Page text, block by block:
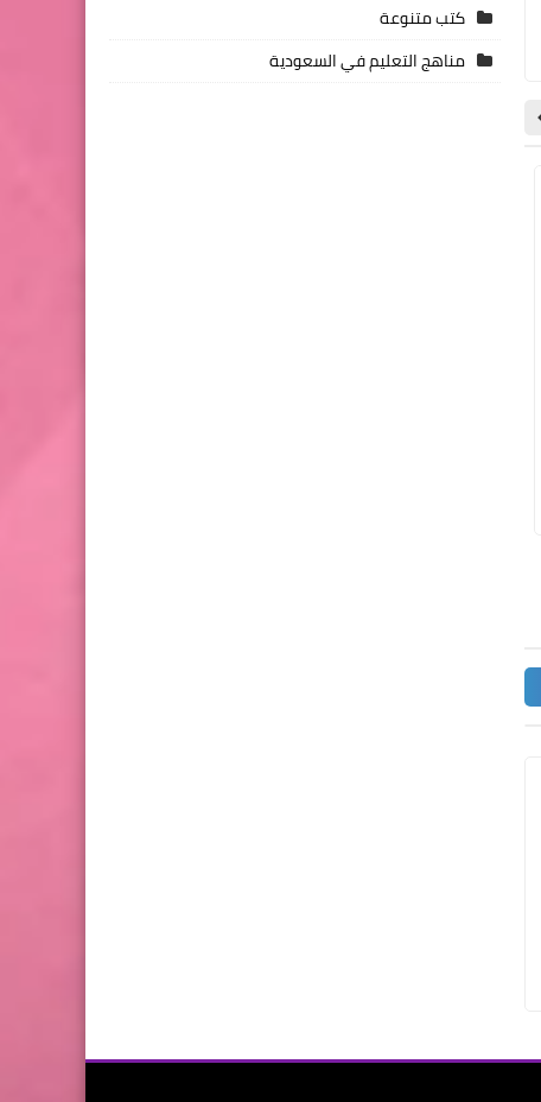
كتب متنوعة
مناهج التعليم في السعودية